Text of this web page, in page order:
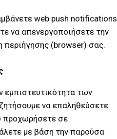
web push notifications
να απενεργοποιήσετε την
περιήγησης (browser) σας.
εμπιστευτικότητα των
να επαληθεύσετε
προχωρήσετε σε
με βάση την παρούσα